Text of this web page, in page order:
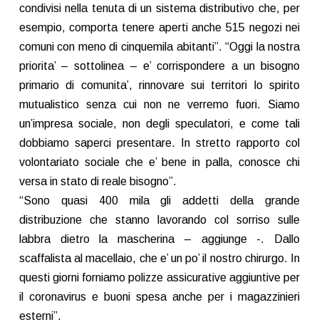
condivisi nella tenuta di un sistema distributivo che, per
esempio, comporta tenere aperti anche 515 negozi nei
comuni con meno di cinquemila abitanti”. “Oggi la nostra
priorita’ – sottolinea – e’ corrispondere a un bisogno
primario di comunita’, rinnovare sui territori lo spirito
mutualistico senza cui non ne verremo fuori. Siamo
un’impresa sociale, non degli speculatori, e come tali
dobbiamo saperci presentare. In stretto rapporto col
volontariato sociale che e’ bene in palla, conosce chi
versa in stato di reale bisogno”.
“Sono quasi 400 mila gli addetti della grande
distribuzione che stanno lavorando col sorriso sulle
labbra dietro la mascherina – aggiunge -. Dallo
scaffalista al macellaio, che e’ un po’ il nostro chirurgo. In
questi giorni forniamo polizze assicurative aggiuntive per
il coronavirus e buoni spesa anche per i magazzinieri
esterni”.